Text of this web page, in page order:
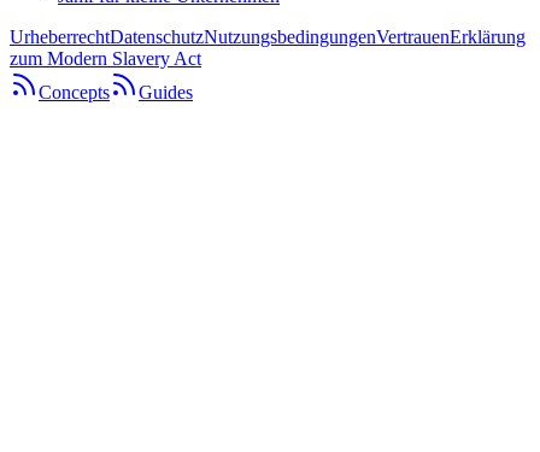
UrheberrechtDatenschutzNutzungsbedingungenVertrauenErklärung
zum Modern Slavery Act
Concepts
Guides